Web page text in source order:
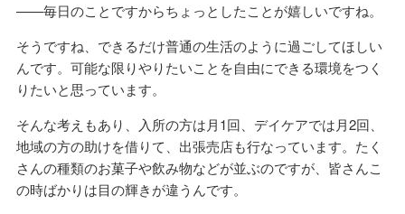
——毎日のことですからちょっとしたことが嬉しいですね。
そうですね、できるだけ普通の生活のように過ごしてほしい
んです。可能な限りやりたいことを自由にできる環境をつく
りたいと思っています。
そんな考えもあり、入所の方は月1回、デイケアでは月2回、
地域の方の助けを借りて、出張売店も行なっています。たく
さんの種類のお菓子や飲み物などが並ぶのですが、皆さんこ
の時ばかりは目の輝きが違うんです。